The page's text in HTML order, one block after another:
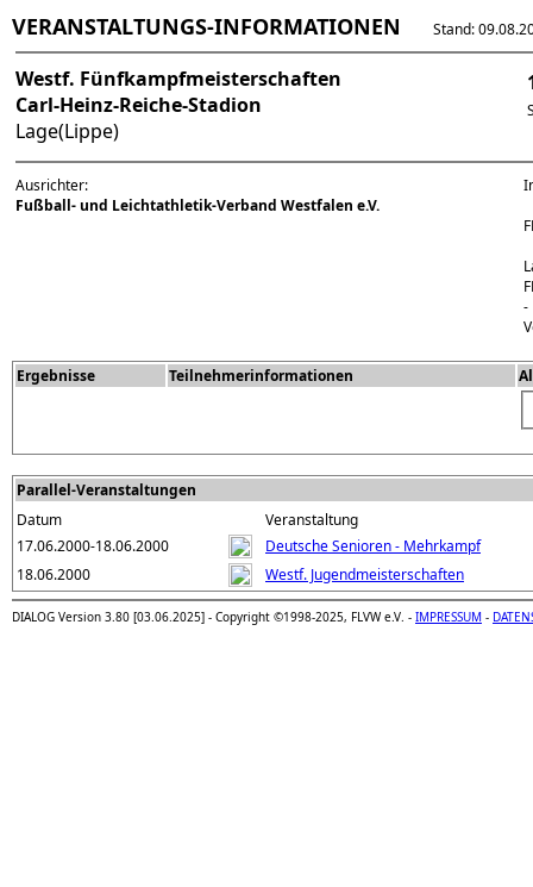
VERANSTALTUNGS-INFORMATIONEN Stand:
Westf. Fünfkampfmeisterschaften
Carl-Heinz-Reiche-Stadion
Lage(Lippe)
Ausrichter:
Fußball- und Leichtathletik-Verband Westfalen e.V.
-
Ergebnisse Teilnehmerinformationen
Parallel-Veranstaltungen
Datum
Veranstaltung
17.06.2000-18.06.2000
Deutsche Senioren - Mehrkampf
18.06.2000
Westf. Jugendmeisterschaften
DIALOG Version 3.80 [03.06.2025] - Copyright ©1998-2025, FLVW e.V. - IMPRESSUM -